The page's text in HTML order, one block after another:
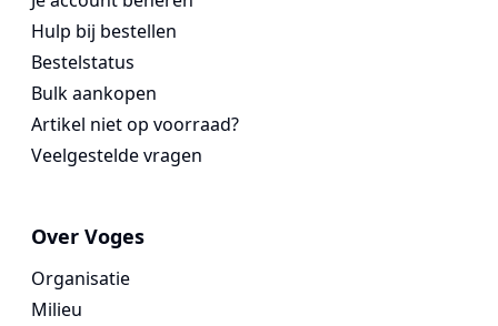
Hulp bij bestellen
Bestelstatus
Bulk aankopen
Artikel niet op voorraad?
Veelgestelde vragen
Over Voges
Organisatie
Milieu